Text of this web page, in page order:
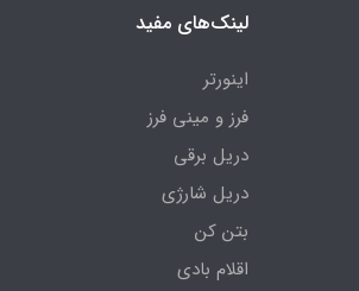
لینک‌های مفید
اینورتر
فرز و مینی فرز
دریل برقی
دریل شارژی
بتن کن
اقلام بادی